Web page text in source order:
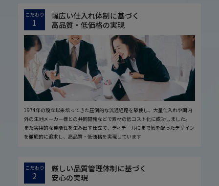
こだわり
1
幅広い仕入れ体制に基づく
高品質・低価格の実現
1974年の設立以来培ってきた圧倒的な流通経路を駆使し、大量仕入れや国内
外の生地メーカー様との共同開発などで素材の低コスト化に成功しました。
また実用的な機能性を生み出す仕立て、ディテールにまで気を配ったデザイン
を徹底的に追求し、高品質・低価格を実現しています
こだわり
2
厳しい品質管理体制に基づく
安心の実現